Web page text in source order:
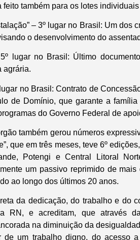
também para os lotes
– 3º lugar no Brasil: Um dos
o desenvolvimento do
lugar no Brasil: Último
agrária.
no Brasil: Contrato de
de Domínio, que garante a
do Governo Federal de
também gerou números
que em três meses, teve 6º
Potengi e Central Litoral
um passivo reprimido de
ao longo dos últimos 20 anos.
da dedicação, do trabalho e do
RN, e acreditam, que através
na diminuição da
um trabalho digno, do acesso